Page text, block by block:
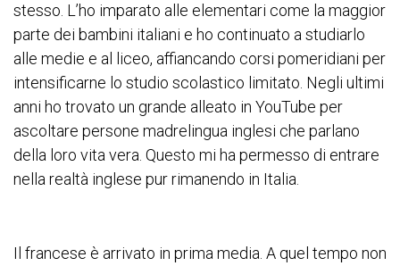
stesso. L’ho imparato alle elementari come la maggior
parte dei bambini italiani e ho continuato a studiarlo
alle medie e al liceo, affiancando corsi pomeridiani per
intensificarne lo studio scolastico limitato. Negli ultimi
anni ho trovato un grande alleato in YouTube per
ascoltare persone madrelingua inglesi che parlano
della loro vita vera. Questo mi ha permesso di entrare
nella realtà inglese pur rimanendo in Italia.
Il francese è arrivato in prima media. A quel tempo non